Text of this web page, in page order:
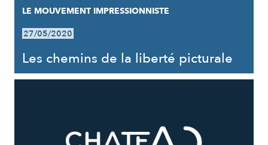
LE MOUVEMENT IMPRESSIONNISTE
27/05/2020
Les chemins de la liberté picturale